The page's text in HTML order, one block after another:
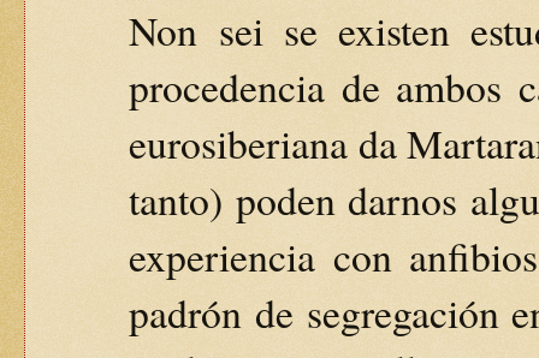
Non sei se existen
procedencia de ambos
eurosiberiana da
tanto) poden darnos
experiencia con
padrón de segregación